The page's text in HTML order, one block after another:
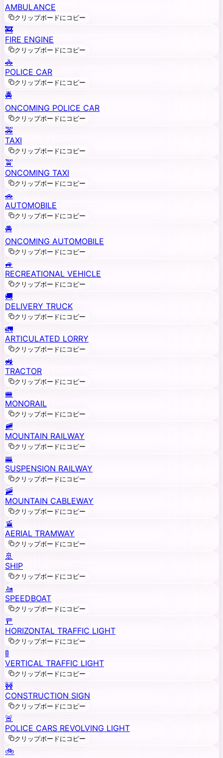
AMBULANCE
クリップボードにコピー
🚒
FIRE ENGINE
クリップボードにコピー
🚓
POLICE CAR
クリップボードにコピー
🚔
ONCOMING POLICE CAR
クリップボードにコピー
🚕
TAXI
クリップボードにコピー
🚖
ONCOMING TAXI
クリップボードにコピー
🚗
AUTOMOBILE
クリップボードにコピー
🚘
ONCOMING AUTOMOBILE
クリップボードにコピー
🚙
RECREATIONAL VEHICLE
クリップボードにコピー
🚚
DELIVERY TRUCK
クリップボードにコピー
🚛
ARTICULATED LORRY
クリップボードにコピー
🚜
TRACTOR
クリップボードにコピー
🚝
MONORAIL
クリップボードにコピー
🚞
MOUNTAIN RAILWAY
クリップボードにコピー
🚟
SUSPENSION RAILWAY
クリップボードにコピー
🚠
MOUNTAIN CABLEWAY
クリップボードにコピー
🚡
AERIAL TRAMWAY
クリップボードにコピー
🚢
SHIP
クリップボードにコピー
🚤
SPEEDBOAT
クリップボードにコピー
🚥
HORIZONTAL TRAFFIC LIGHT
クリップボードにコピー
🚦
VERTICAL TRAFFIC LIGHT
クリップボードにコピー
🚧
CONSTRUCTION SIGN
クリップボードにコピー
🚨
POLICE CARS REVOLVING LIGHT
クリップボードにコピー
🚲